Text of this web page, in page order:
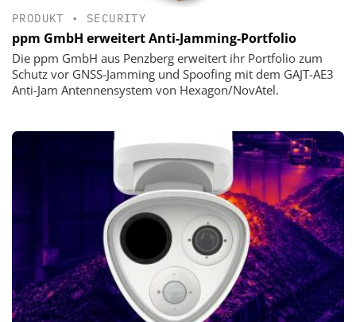
PRODUKT • SECURITY
ppm GmbH erweitert Anti-Jamming-Portfolio
Die ppm GmbH aus Penzberg erweitert ihr Portfolio zum
Schutz vor GNSS-Jamming und Spoofing mit dem GAJT-AE3
Anti-Jam Antennensystem von Hexagon/NovAtel.